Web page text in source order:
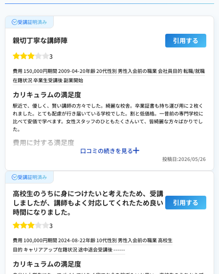
受講証明済み
親切丁寧な講師陣 引用する
3
費用 150,000円期間 2009-04-20年齢 20代性別 男性入会前の職業 会社員目的 転職/就職
在籍状況 卒業生受講後 副業開始
カリキュラムの満足度
駅近で、優しく、賢い講師の方々でした。綺麗な校舎。卒業証書も持ち運び用に２枚く
れました。とても配慮が行き届いている学校でした。割と低価格。一昔前の専門学校に
比べて安価で学べます。女性スタッフのひともたくさんいて、皆綺麗な方々ばかりでし
た。
費用に対する満足度
駅近で、優しく、賢い講師の方々でした。綺麗な校舎。卒業証書も持ち運び用に２枚く
れました。とても配慮が行き届いている学校でした。割と低価格。一昔前の専門学校に
比べて安価で学べます。女性スタッフのひともたくさんいて、皆綺麗な方々ばかりでし
た。
転職や就職/副業・独立サポートの満足度
就職の斡旋はしてくれませんでしたが、履歴書にかけるので、よいと思います。わざわ
ざ、持ち運び、なくしてもよいように２枚、卒業証書を準備してくれる親切さ。とても
感じのいい学校でした。キャリア相談にはのってはくれます。安心して通える学校でし
ょう。
スクールへの改善ポイント
就職への斡旋をもっと充実して欲しかった。卒業制作で制作した作品のバックアップを
とを具体的にはっきりと分かりやすい形で教えて欲しかった。
口コミの続きを見る
投稿日:2026/05/26
受講証明済み
高校生のうちに身につけたいと考えたため、受講
しましたが、講師もよく対応してくれたため良い
時間になりました。
引用する
3
費用 100,000円期間 2024-08-22年齢 10代性別 男性入会前の職業 高校生
目的 キャリアアップ在籍状況 途中退会受講後 ------
カリキュラムの満足度